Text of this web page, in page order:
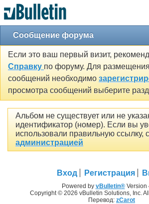
Сообщение форума
Если это ваш первый визит,
Справку по форуму. Для
сообщений необходимо
просмотра сообщений выберите
Альбом не существует или не
идентификатор (номер). Если вы
использовали правильную ссылку,
администрацией
Вход Регистрация
Powered by vBulletin®Version
Copyright © 2026 vBulletin Solutions, Inc.
Перевод: zCarot